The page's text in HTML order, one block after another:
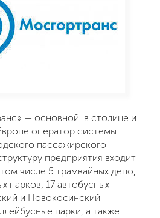
— основной в столице и
оператор системы
пассажирского
предприятия входит
числе 5 трамвайных депо,
парков, 17 автобусных
и Новокосинский
парки, а также